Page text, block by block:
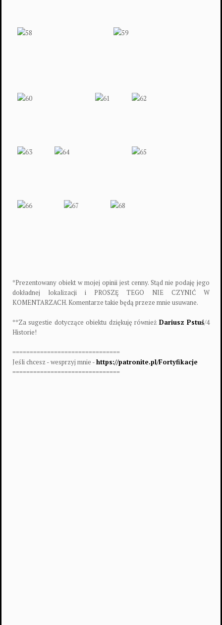
*Prezentowany obiekt w mojej opinii jest cenny. Stąd nie podaję jego
dokładnej lokalizacji i PROSZĘ TEGO NIE CZYNIĆ W
KOMENTARZACH. Komentarze takie będą przeze mnie usuwane.
**Za sugestie dotyczące obiektu dziękuję również Dariusz Pstuś/4
Historie!
===============================
Jeśli chcesz - wesprzyj mnie -https://patronite.pl/Fortyfikacje
===============================